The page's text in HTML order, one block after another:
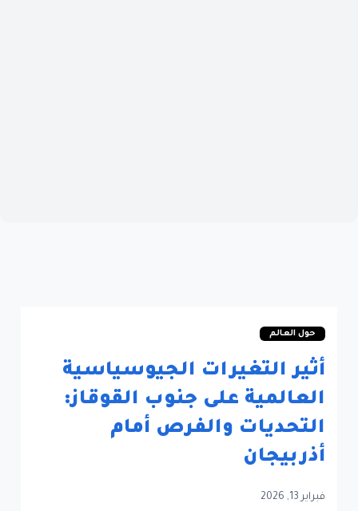
حول العالم
أثير التغيرات الجيوسياسية
العالمية على جنوب القوقاز:
التحديات والفرص أمام
أذربيجان
فبراير 13, 2026